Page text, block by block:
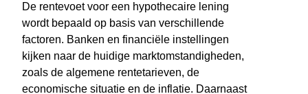
De rentevoet voor een hypothecaire lening
wordt bepaald op basis van verschillende
factoren. Banken en financiële instellingen
kijken naar de huidige marktomstandigheden,
zoals de algemene rentetarieven, de
economische situatie en de inflatie. Daarnaast